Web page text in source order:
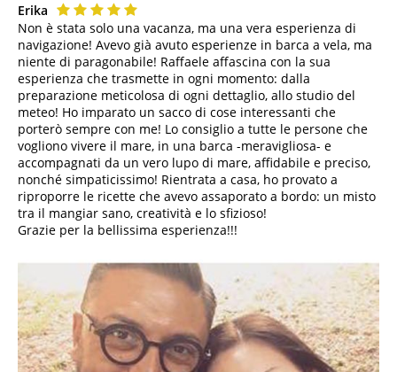
Erika
Non è stata solo una vacanza, ma una vera esperienza di
navigazione! Avevo già avuto esperienze in barca a vela, ma
niente di paragonabile! Raffaele affascina con la sua
esperienza che trasmette in ogni momento: dalla
preparazione meticolosa di ogni dettaglio, allo studio del
meteo! Ho imparato un sacco di cose interessanti che
porterò sempre con me! Lo consiglio a tutte le persone che
vogliono vivere il mare, in una barca -meravigliosa- e
accompagnati da un vero lupo di mare, affidabile e preciso,
nonché simpaticissimo! Rientrata a casa, ho provato a
riproporre le ricette che avevo assaporato a bordo: un misto
tra il mangiar sano, creatività e lo sfizioso!
Grazie per la bellissima esperienza!!!